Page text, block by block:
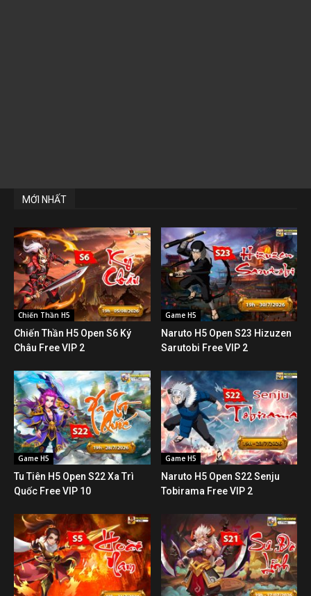
MỚI NHẤT
Chiến Thần H5
Chiến Thần H5 Open S6 Ký
Châu Free VIP 2
Game H5
Naruto H5 Open S23 Hizuzen
Sarutobi Free VIP 2
Game H5
Tu Tiên H5 Open S22 Xa Trì
Quốc Free VIP 10
Game H5
Naruto H5 Open S22 Senju
Tobirama Free VIP 2